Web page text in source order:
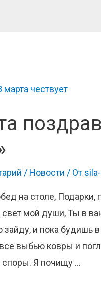
/ Новости / От
на столе, Подарки,
мой души, Ты в
зайду, и пока будишь
выбью ковры и
споры. Я почищу …